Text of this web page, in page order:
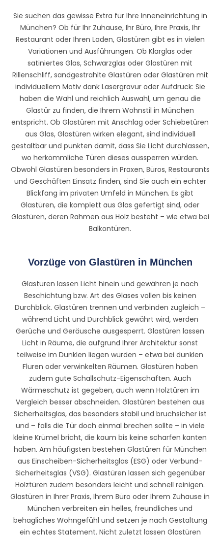
Sie suchen das gewisse Extra für Ihre Inneneinrichtung in
München? Ob für Ihr Zuhause, Ihr Büro, Ihre Praxis, Ihr
Restaurant oder Ihren Laden, Glastüren gibt es in vielen
Variationen und Ausführungen. Ob Klarglas oder
satiniertes Glas, Schwarzglas oder Glastüren mit
Rillenschliff, sandgestrahlte Glastüren oder Glastüren mit
individuellem Motiv dank Lasergravur oder Aufdruck: Sie
haben die Wahl und reichlich Auswahl, um genau die
Glastür zu finden, die Ihrem Wohnstil in München
entspricht. Ob Glastüren mit Anschlag oder Schiebetüren
aus Glas, Glastüren wirken elegant, sind individuell
gestaltbar und punkten damit, dass Sie Licht durchlassen,
wo herkömmliche Türen dieses aussperren würden.
Obwohl Glastüren besonders in Praxen, Büros, Restaurants
und Geschäften Einsatz finden, sind Sie auch ein echter
Blickfang im privaten Umfeld in München. Es gibt
Glastüren, die komplett aus Glas gefertigt sind, oder
Glastüren, deren Rahmen aus Holz besteht – wie etwa bei
Balkontüren.
Vorzüge von Glastüren in München
Glastüren lassen Licht hinein und gewähren je nach
Beschichtung bzw. Art des Glases vollen bis keinen
Durchblick. Glastüren trennen und verbinden zugleich –
während Licht und Durchblick gewährt wird, werden
Gerüche und Geräusche ausgesperrt. Glastüren lassen
Licht in Räume, die aufgrund Ihrer Architektur sonst
teilweise im Dunklen liegen würden – etwa bei dunklen
Fluren oder verwinkelten Räumen. Glastüren haben
zudem gute Schallschutz-Eigenschaften. Auch
Wärmeschutz ist gegeben, auch wenn Holztüren im
Vergleich besser abschneiden. Glastüren bestehen aus
Sicherheitsglas, das besonders stabil und bruchsicher ist
und – falls die Tür doch einmal brechen sollte – in viele
kleine Krümel bricht, die kaum bis keine scharfen kanten
haben. Am häufigsten bestehen Glastüren für München
aus Einscheiben-Sicherheitsglas (ESG) oder Verbund-
Sicherheitsglas (VSG). Glastüren lassen sich gegenüber
Holztüren zudem besonders leicht und schnell reinigen.
Glastüren in Ihrer Praxis, Ihrem Büro oder Ihrem Zuhause in
München verbreiten ein helles, freundliches und
behagliches Wohngefühl und setzen je nach Gestaltung
ein echtes Statement. Nicht zuletzt lassen Glastüren